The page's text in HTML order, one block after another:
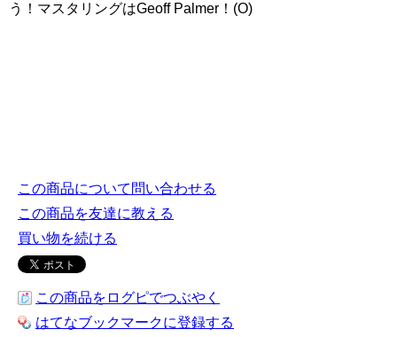
う！マスタリングはGeoff Palmer！(O)
この商品について問い合わせる
この商品を友達に教える
買い物を続ける
この商品をログピでつぶやく
はてなブックマークに登録する